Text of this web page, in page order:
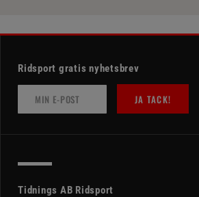
Ridsport gratis nyhetsbrev
JA TACK!
Tidnings AB Ridsport